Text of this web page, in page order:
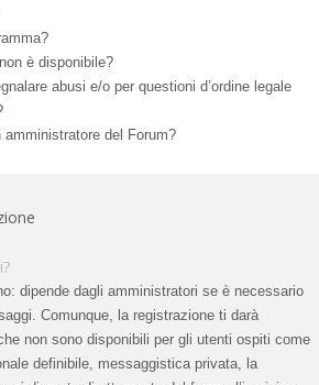
è disponibile?
abusi e/o per questioni d’ordine legale
del Forum?
dipende dagli amministratori se è necessario
Comunque, la registrazione ti darà
non sono disponibili per gli utenti ospiti come
definibile, messaggistica privata, la